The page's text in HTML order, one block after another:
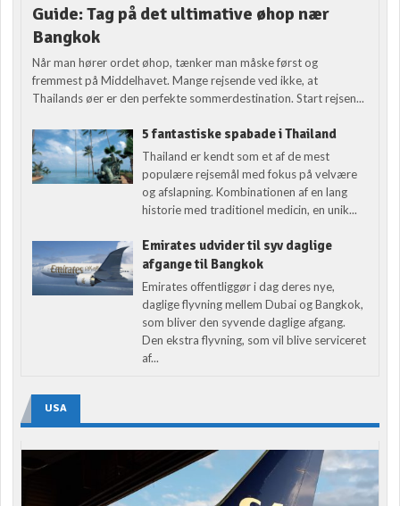
Guide: Tag på det ultimative øhop nær
Bangkok
Når man hører ordet øhop, tænker man måske først og
fremmest på Middelhavet. Mange rejsende ved ikke, at
Thailands øer er den perfekte sommerdestination. Start rejsen...
5 fantastiske spabade i Thailand
Thailand er kendt som et af de mest
populære rejsemål med fokus på velvære
og afslapning. Kombinationen af en lang
historie med traditionel medicin, en unik...
Emirates udvider til syv daglige
afgange til Bangkok
Emirates offentliggør i dag deres nye,
daglige flyvning mellem Dubai og Bangkok,
som bliver den syvende daglige afgang.
Den ekstra flyvning, som vil blive serviceret
af...
USA